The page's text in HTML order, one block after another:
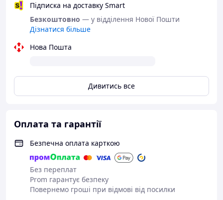
Підписка на доставку Smart
Безкоштовно — у відділення Нової Пошти
Дізнатися більше
Нова Пошта
Дивитись все
Оплата та гарантії
Безпечна оплата карткою
Без переплат
Prom гарантує безпеку
Повернемо гроші при відмові від посилки